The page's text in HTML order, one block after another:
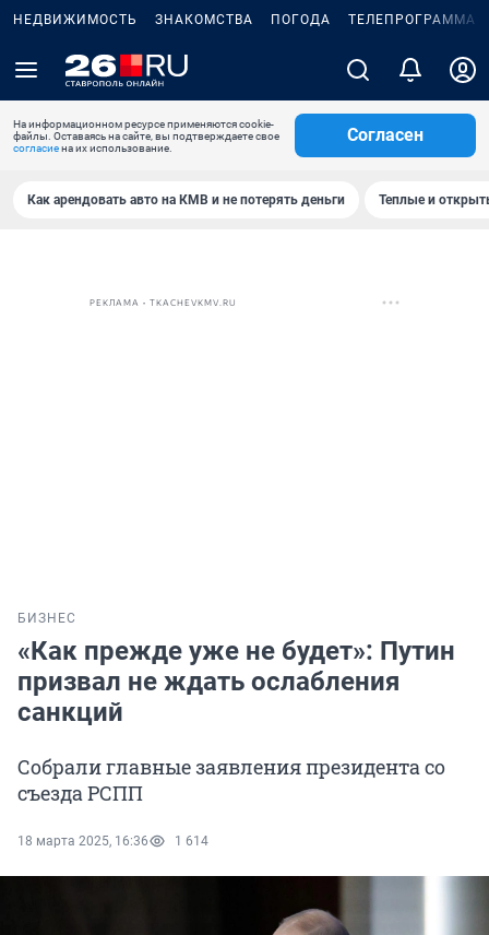
НЕДВИЖИМОСТЬ ЗНАКОМСТВА ПОГОДА ТЕЛЕПРОГРАММА
На информационном ресурсе применяются cookie-
файлы. Оставаясь на сайте, вы подтверждаете свое
согласиена их использование.
Согласен
Как арендовать авто на КМВ и не потерять деньги Теплые и
РЕКЛАМА • TKACHEVKMV.RU
БИЗНЕС
«Как прежде уже не будет»: Путин
призвал не ждать ослабления
санкций
Собрали главные заявления президента со
съезда РСПП
18 марта 2025, 16:36 1 614